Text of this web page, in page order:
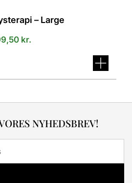
– Large
kr.
NYHEDSBREV!